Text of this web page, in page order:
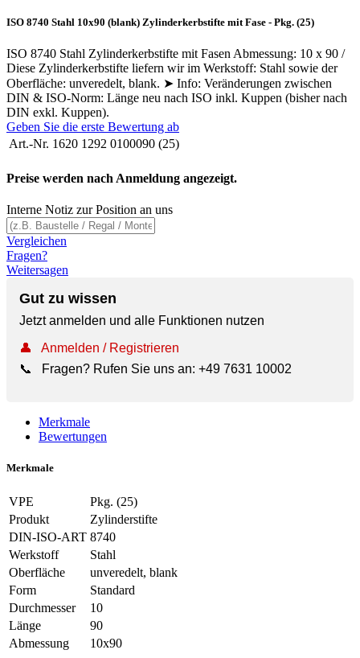
ISO 8740 Stahl 10x90 (blank) Zylinderkerbstifte mit Fase - Pkg. (25)
ISO 8740 Stahl Zylinderkerbstifte mit Fasen Abmessung: 10 x 90 /
Diese Zylinderkerbstifte liefern wir im Werkstoff: Stahl sowie der
Oberfläche: unveredelt, blank. ➤ Info: Veränderungen zwischen
DIN & ISO-Norm: Länge neu nach ISO inkl. Kuppen (bisher nach
DIN exkl. Kuppen).
Geben Sie die erste Bewertung ab
Art.-Nr. 1620 1292 0100090 (25)
Preise werden nach Anmeldung angezeigt.
Interne Notiz zur Position an uns
Vergleichen
Fragen?
Weitersagen
Gut zu wissen
Jetzt anmelden und alle Funktionen nutzen
👤
Anmelden / Registrieren
📞
Fragen? Rufen Sie uns an: +49 7631 10002
Merkmale
Bewertungen
Merkmale
VPE
Pkg. (25)
Produkt
Zylinderstifte
DIN-ISO-ART 8740
Werkstoff
Stahl
Oberfläche
unveredelt, blank
Form
Standard
Durchmesser
10
Länge
90
Abmessung
10x90